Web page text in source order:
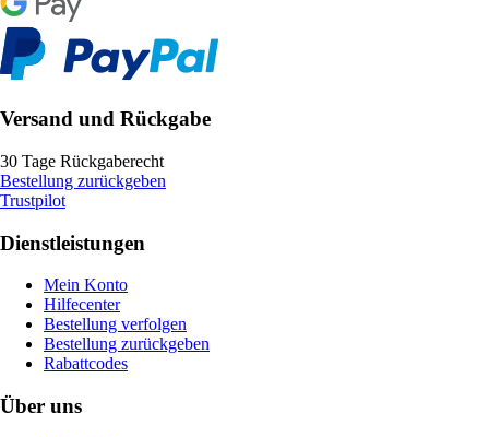
Versand und Rückgabe
30 Tage Rückgaberecht
Bestellung zurückgeben
Trustpilot
Dienstleistungen
Mein Konto
Hilfecenter
Bestellung verfolgen
Bestellung zurückgeben
Rabattcodes
Über uns